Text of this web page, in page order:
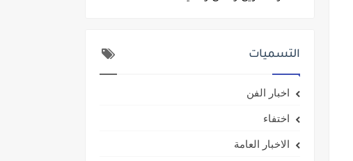
التسميات
اخبار الفن
اختفاء
الاخبار العامة